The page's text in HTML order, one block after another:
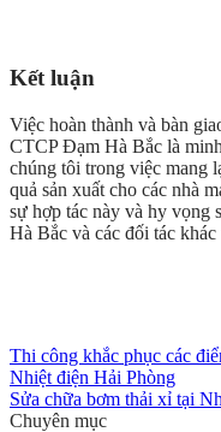
Kết luận
Việc hoàn thành và bàn
CTCP Đạm Hà Bắc là
chúng tôi trong việc mang
quả sản xuất cho các nhà
sự hợp tác này và hy vọng
Hà Bắc và các đối tác
Thi công khắc phục các
Nhiệt điện Hải Phòng
Sửa chữa bơm thải xỉ tại
Chuyên mục